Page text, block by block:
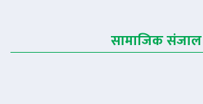
सामाजिक संजाल